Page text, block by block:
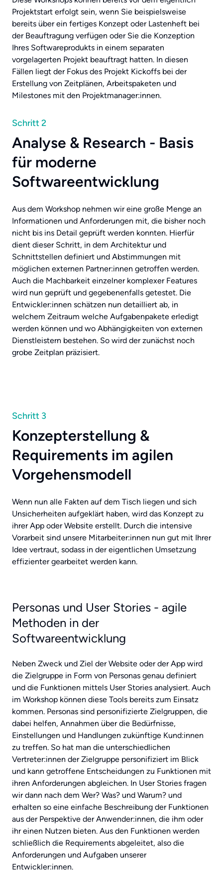
Projektstart erfolgt sein, wenn Sie beispielsweise
bereits über ein fertiges Konzept oder Lastenheft bei
der Beauftragung verfügen oder Sie die Konzeption
Ihres Softwareprodukts in einem separaten
vorgelagerten Projekt beauftragt hatten. In diesen
Fällen liegt der Fokus des Projekt Kickoffs bei der
Erstellung von Zeitplänen, Arbeitspaketen und
Milestones mit den Projektmanager:innen.
Schritt 2
Analyse & Research - Basis
für moderne
Softwareentwicklung
Aus dem Workshop nehmen wir eine große Menge an
Informationen und Anforderungen mit, die bisher noch
nicht bis ins Detail geprüft werden konnten. Hierfür
dient dieser Schritt, in dem Architektur und
Schnittstellen definiert und Abstimmungen mit
möglichen externen Partner:innen getroffen werden.
Auch die Machbarkeit einzelner komplexer Features
wird nun geprüft und gegebenenfalls getestet. Die
Entwickler:innen schätzen nun detailliert ab, in
welchem Zeitraum welche Aufgabenpakete erledigt
werden können und wo Abhängigkeiten von externen
Dienstleistern bestehen. So wird der zunächst noch
grobe Zeitplan präzisiert.
Schritt 3
Konzepterstellung &
Requirements im agilen
Vorgehensmodell
Wenn nun alle Fakten auf dem Tisch liegen und sich
Unsicherheiten aufgeklärt haben, wird das Konzept zu
ihrer App oder Website erstellt. Durch die intensive
Vorarbeit sind unsere Mitarbeiter:innen nun gut mit Ihrer
Idee vertraut, sodass in der eigentlichen Umsetzung
effizienter gearbeitet werden kann.
Personas und User Stories - agile
Methoden in der
Softwareentwicklung
Neben Zweck und Ziel der Website oder der App wird
die Zielgruppe in Form von Personas genau definiert
und die Funktionen mittels User Stories analysiert. Auch
im Workshop können diese Tools bereits zum Einsatz
kommen. Personas sind personifizierte Zielgruppen, die
dabei helfen, Annahmen über die Bedürfnisse,
Einstellungen und Handlungen zukünftige Kund:innen
zu treffen. So hat man die unterschiedlichen
Vertreter:innen der Zielgruppe personifiziert im Blick
und kann getroffene Entscheidungen zu Funktionen mit
ihren Anforderungen abgleichen. In User Stories fragen
wir dann nach dem Wer? Was? und Warum? und
erhalten so eine einfache Beschreibung der Funktionen
aus der Perspektive der Anwender:innen, die ihm oder
ihr einen Nutzen bieten. Aus den Funktionen werden
schließlich die Requirements abgeleitet, also die
Anforderungen und Aufgaben unserer
Entwickler:innen.